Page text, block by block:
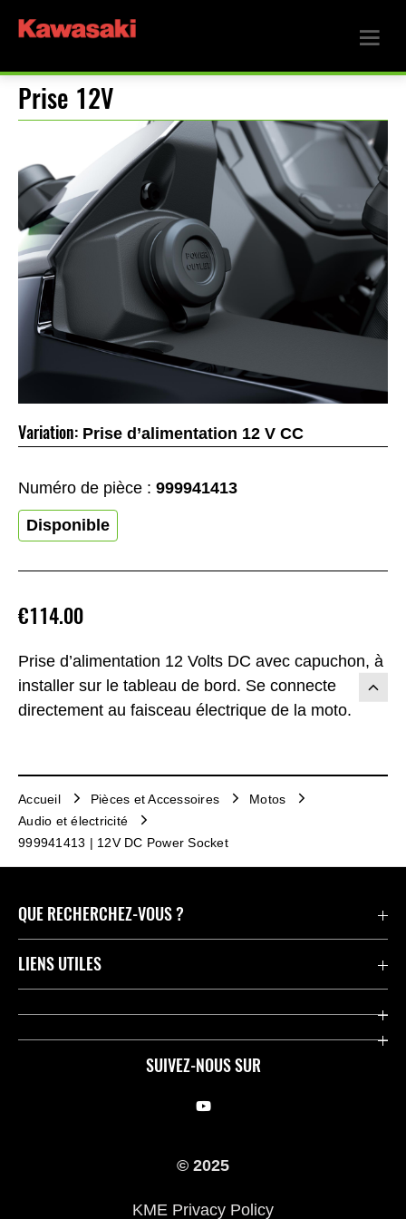
Prise 12V
Prise d’alimentation 12 Volts DC avec capuchon, à
installer sur le tableau de bord. Se connecte
directement au faisceau électrique de la moto.
€114.00
Variation: Prise d’alimentation 12 V CC
Numéro de pièce : 999941413
Disponible
Accueil Pièces et Accessoires
Motos
Audio et électricité
999941413 | 12V DC Power Socket
SUIVEZ-NOUS SUR
QUE RECHERCHEZ-VOUS ?
Motos
Compétition
LIENS UTILES
Press
© 2025
KME Privacy Policy